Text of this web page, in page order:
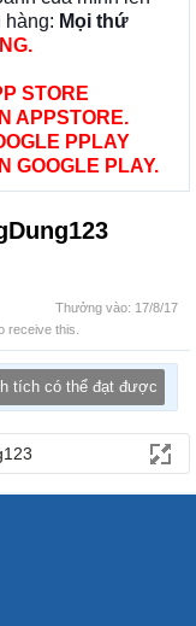
hàng: Mọi thứ
STORE
APPSTORE.
PPLAY
GOOGLE PLAY.
Thưởng vào: 17/8/17
receive this.
tích có thể đạt được